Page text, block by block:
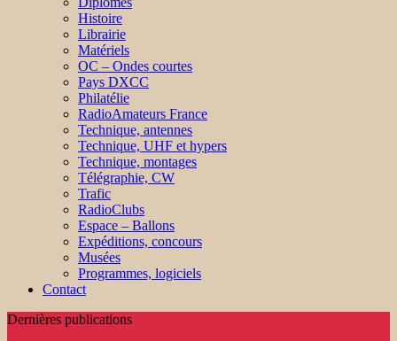
Histoire
Librairie
Matériels
OC – Ondes courtes
Pays DXCC
Philatélie
RadioAmateurs France
Technique, antennes
Technique, UHF et hypers
Technique, montages
Télégraphie, CW
Trafic
RadioClubs
Espace – Ballons
Expéditions, concours
Musées
Programmes, logiciels
Contact
Dernières publications